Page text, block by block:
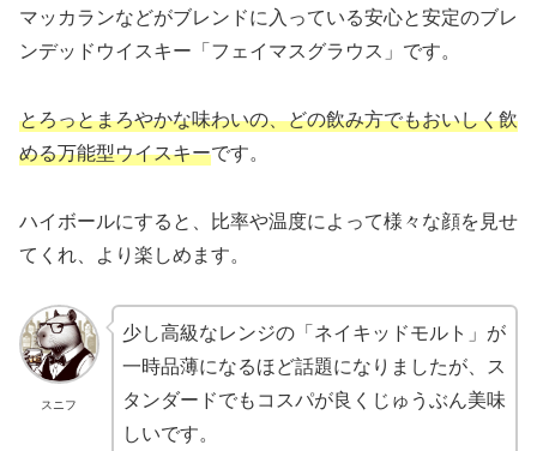
マッカランなどがブレンドに入っている安心と安定のブレ
ンデッドウイスキー「フェイマスグラウス」です。
とろっとまろやかな味わいの、どの飲み方でもおいしく飲
める万能型ウイスキーです。
ハイボールにすると、比率や温度によって様々な顔を見せ
てくれ、より楽しめます。
スニフ
少し高級なレンジの「ネイキッドモルト」が
一時品薄になるほど話題になりましたが、ス
タンダードでもコスパが良くじゅうぶん美味
しいです。